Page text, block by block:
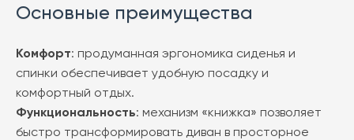
Основные преимущества
Комфорт: продуманная эргономика сиденья и
спинки обеспечивает удобную посадку и
комфортный отдых.
Функциональность: механизм «книжка» позволяет
быстро трансформировать диван в просторное